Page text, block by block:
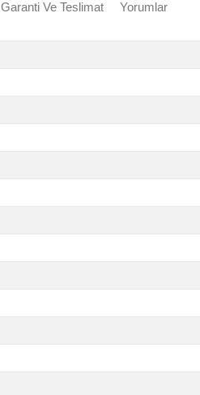
Garanti Ve Teslimat Yorumlar